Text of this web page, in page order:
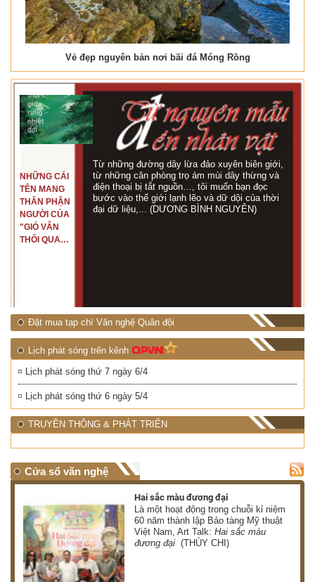
Vẻ đẹp nguyên bản nơi bãi đá Móng Rồng
NHỮNG CÁI
TÊN MANG
THÂN PHẬN
NGƯỜI CỦA
"GIÓ VẪN
THỔI QUA
Từ những đường dây lừa đảo xuyên biên giới,
từ những căn phòng trọ ám mùi dây thừng và
điện thoại bị tắt nguồn…, tôi muốn bạn đọc
bước vào thế giới lạnh lẽo và dữ dội của thời
đại dữ liệu,... (DƯƠNG BÌNH NGUYÊN)
Đặt mua tạp chí Văn nghệ Quân đội
Lịch phát sóng trên kênh
Lịch phát sóng thứ 7 ngày 6/4
Lịch phát sóng thứ 6 ngày 5/4
TRUYỀN THÔNG & PHÁT TRIỂN
Cửa sổ văn nghệ
Hai sắc màu đương đại
Là một hoạt động trong chuỗi kỉ niệm
60 năm thành lập Bảo tàng Mỹ thuật
Việt Nam, Art Talk:Hai sắc màu
đương đại (THÙY CHI)